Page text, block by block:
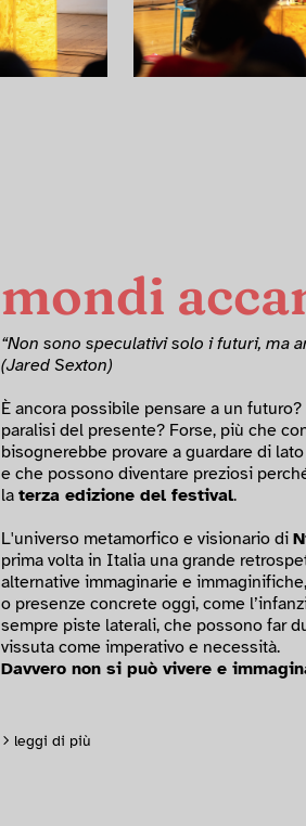
mondi
“Non sono speculativi solo i futuri, ma
(Jared Sexton)
È ancora possibile pensare a un
paralisi del presente? Forse, più che
bisognerebbe provare a guardare di
e che possono diventare preziosi
la terza edizione del festival.
L'universo metamorfico e visionario di
prima volta in Italia una grande
alternative immaginarie e
o presenze concrete oggi, come
sempre piste laterali, che possono far
vissuta come imperativo e necessità.
Davvero non si può vivere e
leggi di più